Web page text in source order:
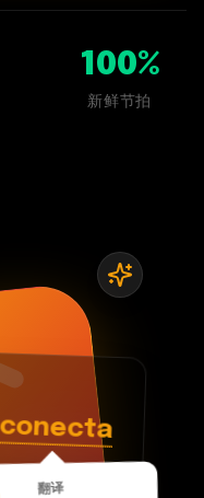
100%
新鲜节拍
conecta
翻译